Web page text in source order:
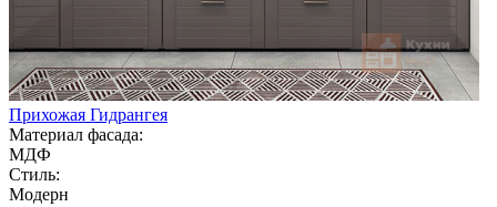
Прихожая Гидрангея
Материал фасада:
МДФ
Стиль:
Модерн